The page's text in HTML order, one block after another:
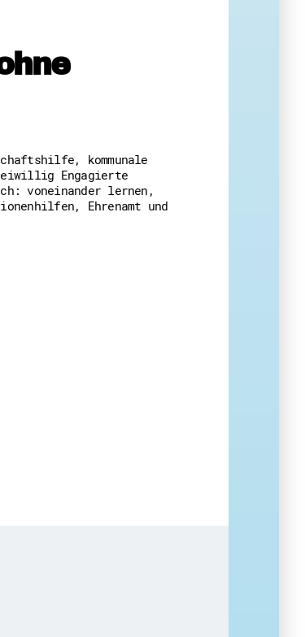
kommunale
Engagierte
voneinander lernen,
Ehrenamt und